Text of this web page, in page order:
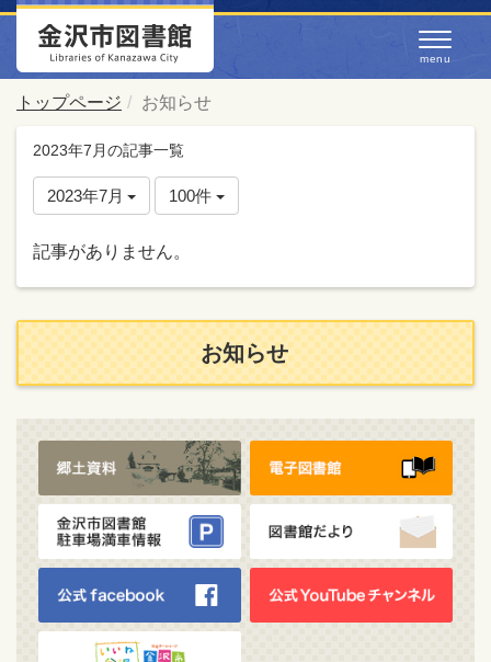
トップページ お知らせ
2023年7月の記事一覧
2023年7月 100件
記事がありません。
お知らせ